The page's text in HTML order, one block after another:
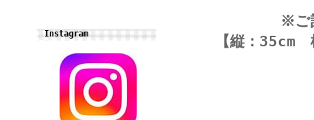
Instagram
※ご
【縦：35cm